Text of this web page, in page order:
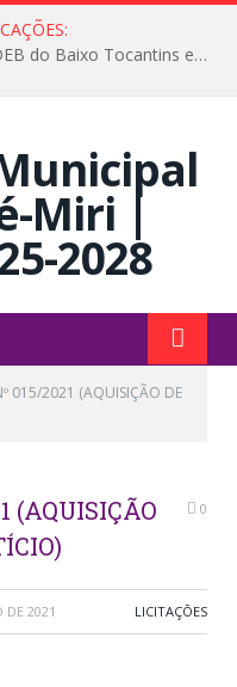
Igarapé-Miri conquista o melhor IDEB do Baixo Tocantins e avança na qualidade da educação pública
015/2021 (AQUISIÇÃO DE
(AQUISIÇÃO
0
DE 2021 LICITAÇÕES